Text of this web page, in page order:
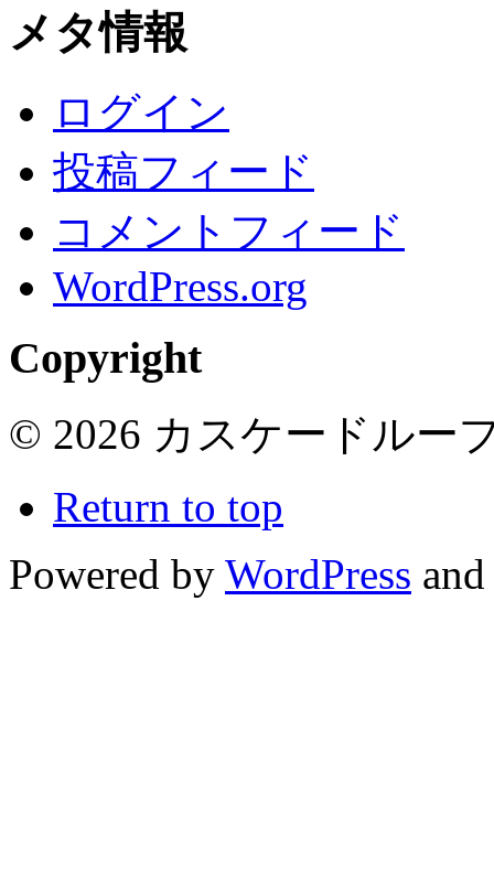
メタ情報
ログイン
投稿フィード
コメントフィード
WordPress.org
Copyright
© 2026 カスケードル
Return to top
Powered by WordPress